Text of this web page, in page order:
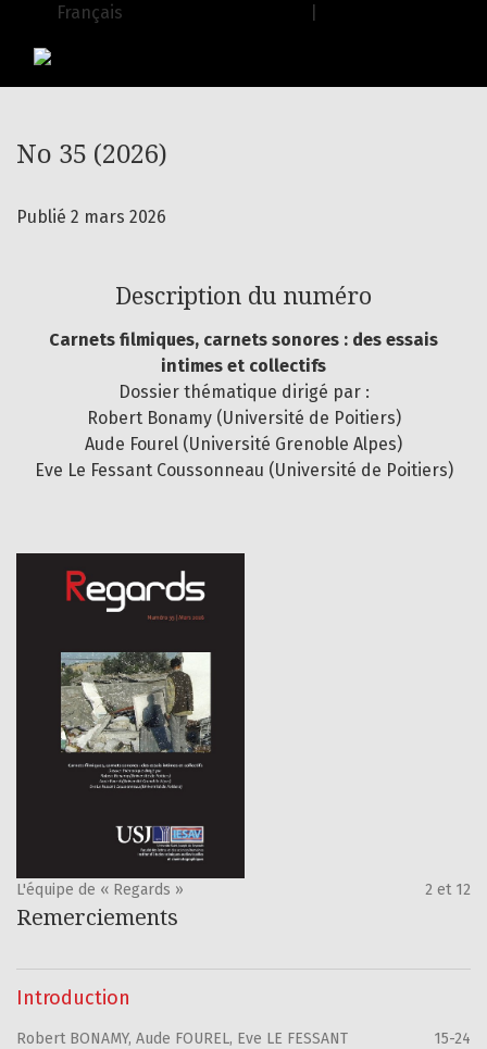
No 35 (2026)
Français
No 35 (2026)
Publié 2 mars 2026
Description du numéro
Carnets filmiques, carnets sonores : des essais
intimes et collectifs
Dossier thématique dirigé par :
Robert Bonamy (Université de Poitiers)
Aude Fourel (Université Grenoble Alpes)
Eve Le Fessant Coussonneau (Université de Poitiers)
L'équipe de « Regards » 2 et 12
Remerciements
Introduction
Robert BONAMY, Aude FOUREL, Eve LE FESSANT
15-24